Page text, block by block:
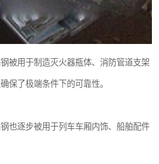
被用于制造灭火器瓶体、消防管道支架
保了极端条件下的可靠性。
也逐步被用于列车车厢内饰、船舶配件